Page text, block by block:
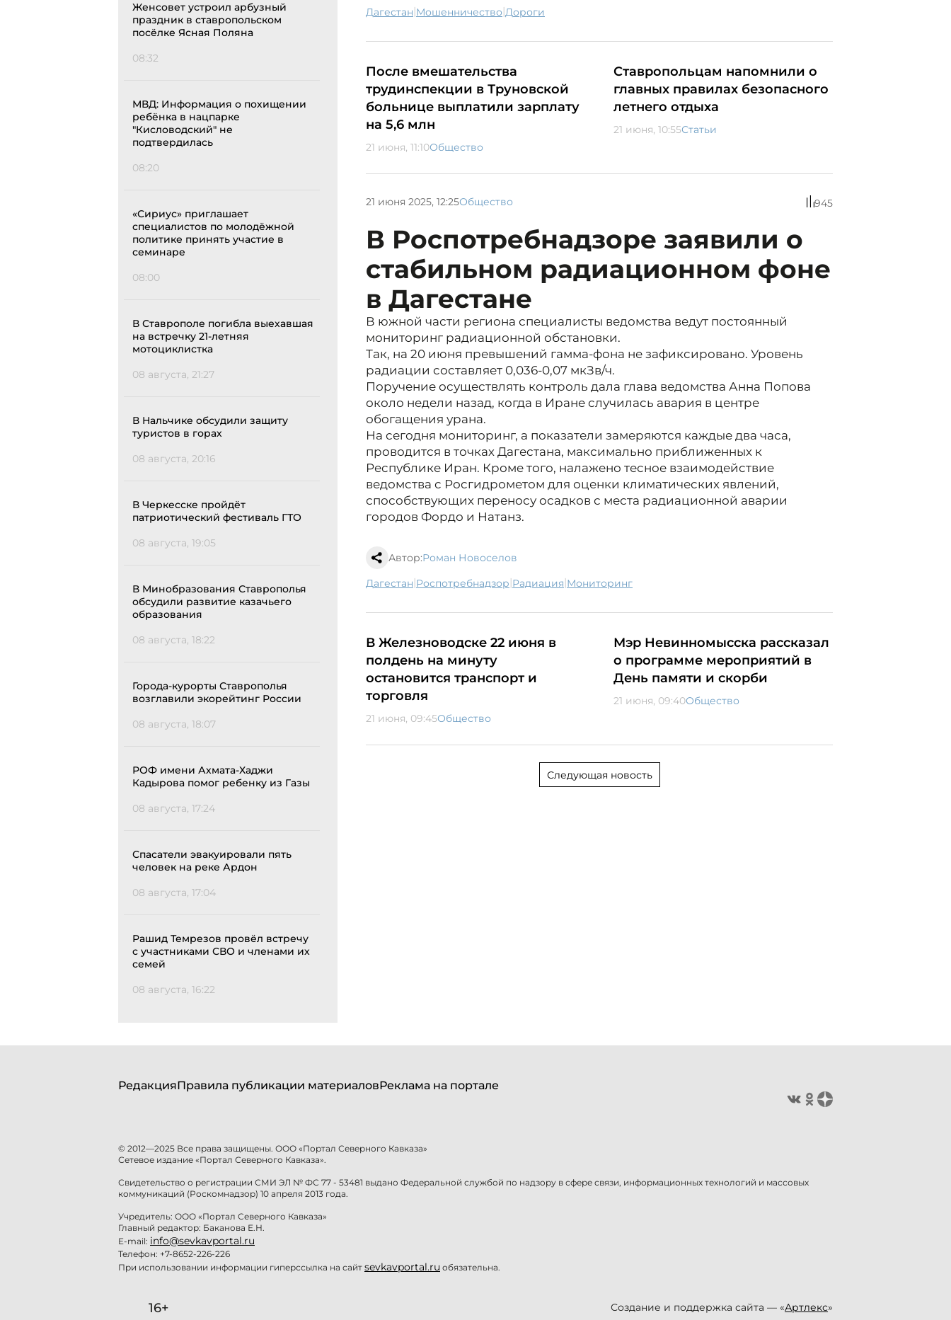
Женсовет устроил арбузный
праздник в ставропольском
посёлке Ясная Поляна
08:32
МВД: Информация о похищении
ребёнка в нацпарке
"Кисловодский" не
подтвердилась
08:20
«Сириус» приглашает
специалистов по молодёжной
политике принять участие в
семинаре
08:00
В Ставрополе погибла выехавшая
на встречку 21-летняя
мотоциклистка
08 августа, 21:27
В Нальчике обсудили защиту
туристов в горах
08 августа, 20:16
В Черкесске пройдёт
патриотический фестиваль ГТО
08 августа, 19:05
В Минобразования Ставрополья
обсудили развитие казачьего
образования
08 августа, 18:22
Города-курорты Ставрополья
возглавили экорейтинг России
08 августа, 18:07
РОФ имени Ахмата-Хаджи
Кадырова помог ребенку из Газы
08 августа, 17:24
Спасатели эвакуировали пять
человек на реке Ардон
08 августа, 17:04
Рашид Темрезов провёл встречу
с участниками СВО и членами их
семей
08 августа, 16:22
Дагестан| мошенничество| дороги
После вмешательства
трудинспекции в Труновской
больнице выплатили зарплату
на 5,6 млн
21 июня, 11:10Общество
Ставропольцам напомнили о
главных правилах безопасного
летнего отдыха
21 июня, 10:55Статьи
21 июня 2025, 12:25Общество 945
В Роспотребнадзоре заявили о
стабильном радиационном фоне
в Дагестане
В южной части региона специалисты ведомства ведут постоянный
мониторинг радиационной обстановки.
Так, на 20 июня превышений гамма-фона не зафиксировано. Уровень
радиации составляет 0,036-0,07 мкЗв/ч.
Поручение осуществлять контроль дала глава ведомства Анна Попова
около недели назад, когда в Иране случилась авария в центре
обогащения урана.
На сегодня мониторинг, а показатели замеряются каждые два часа,
проводится в точках Дагестана, максимально приближенных к
Республике Иран. Кроме того, налажено тесное взаимодействие
ведомства с Росгидрометом для оценки климатических явлений,
способствующих переносу осадков с места радиационной аварии
городов Фордо и Натанз.
Автор:Роман Новоселов
Дагестан| Роспотребнадзор| радиация| мониторинг
В Железноводске 22 июня в
полдень на минуту
остановится транспорт и
торговля
21 июня, 09:45Общество
Мэр Невинномысска рассказал
о программе мероприятий в
День памяти и скорби
21 июня, 09:40Общество
Следующая новость
РедакцияПравила публикации материаловРеклама на портале
© 2012—2025 Все права защищены. ООО «Портал Северного Кавказа»
Сетевое издание «Портал Северного Кавказа».
Свидетельство о регистрации СМИ ЭЛ № ФС 77 - 53481 выдано Федеральной службой по надзору в сфере связи, информационных технологий и массовых
коммуникаций (Роскомнадзор) 10 апреля 2013 года.
Учредитель: ООО «Портал Северного Кавказа»
Главный редактор: Баканова Е.Н.
E-mail: info@sevkavportal.ru
Телефон: +7-8652-226-226
При использовании информации гиперссылка на сайт sevkavportal.ru обязательна.
16+ Создание и поддержка сайта — «Артлекс»